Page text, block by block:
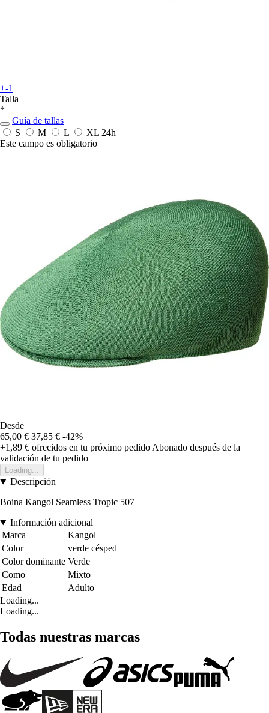
+-1
Talla
*
Guía de tallas
S
M L XL 24h
Este campo es obligatorio
Desde
65,00 € 37,85 € -42%
+1,89 € ofrecidos en tu próximo pedido Abonado después de la
validación de tu pedido
Loading...
Descripción
Boina Kangol Seamless Tropic 507
Información adicional
Marca
Kangol
Color
verde césped
Color dominante Verde
Como
Mixto
Edad
Adulto
Loading...
Loading...
Todas nuestras marcas